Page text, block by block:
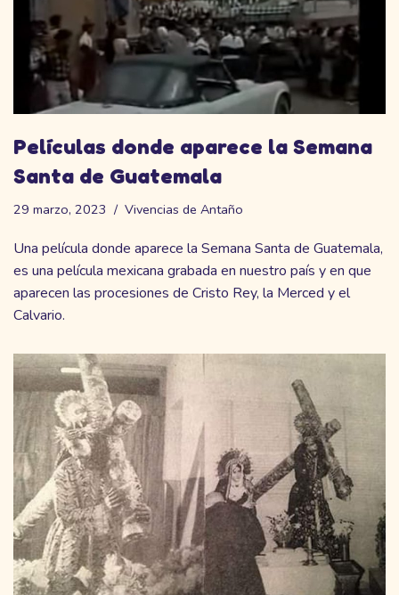
Películas donde aparece la Semana
Santa de Guatemala
29 marzo, 2023 Vivencias de Antaño
Una película donde aparece la Semana Santa de Guatemala,
es una película mexicana grabada en nuestro país y en que
aparecen las procesiones de Cristo Rey, la Merced y el
Calvario.